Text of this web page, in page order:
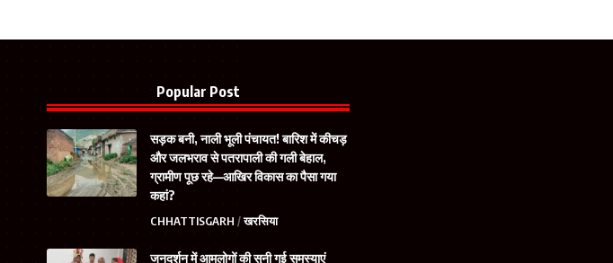
Popular Post
सड़क बनी, नाली भूली पंचायत! बारिश में कीचड़
और जलभराव से पतरापाली की गली बेहाल,
ग्रामीण पूछ रहे—आखिर विकास का पैसा गया
कहां?
CHHATTISGARH खरसिया
जनदर्शन में आमलोगों की सुनी गई समस्याएं